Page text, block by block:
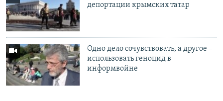
депортации крымских татар
Одно дело сочувствовать, а другое –
использовать геноцид в
информвойне